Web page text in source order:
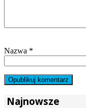
Nazwa *
Najnowsze